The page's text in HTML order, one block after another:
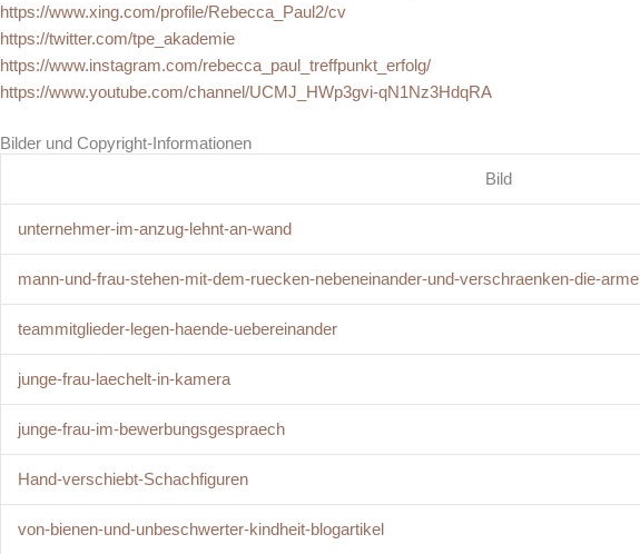
https://www.xing.com/profile/Rebecca_Paul2/cv
https://twitter.com/tpe_akademie
https://www.instagram.com/rebecca_paul_treffpunkt_erfolg/
https://www.youtube.com/channel/UCMJ_HWp3gvi-qN1Nz3HdqRA
Bilder und Copyright-Informationen
Bild
unternehmer-im-anzug-lehnt-an-wand
mann-und-frau-stehen-mit-dem-ruecken-nebeneinander-und-verschraenken-die-arme
teammitglieder-legen-haende-uebereinander
junge-frau-laechelt-in-kamera
junge-frau-im-bewerbungsgespraech
Hand-verschiebt-Schachfiguren
von-bienen-und-unbeschwerter-kindheit-blogartikel